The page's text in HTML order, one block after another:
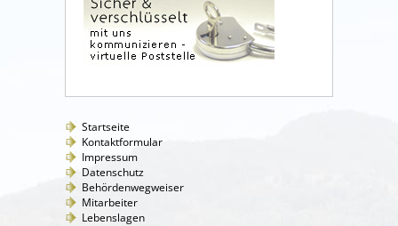
Startseite
Kontaktformular
Impressum
Datenschutz
Behördenwegweiser
Mitarbeiter
Lebenslagen